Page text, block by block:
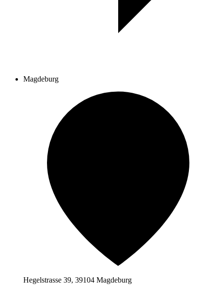
Magdeburg
Hegelstrasse 39, 39104 Magdeburg